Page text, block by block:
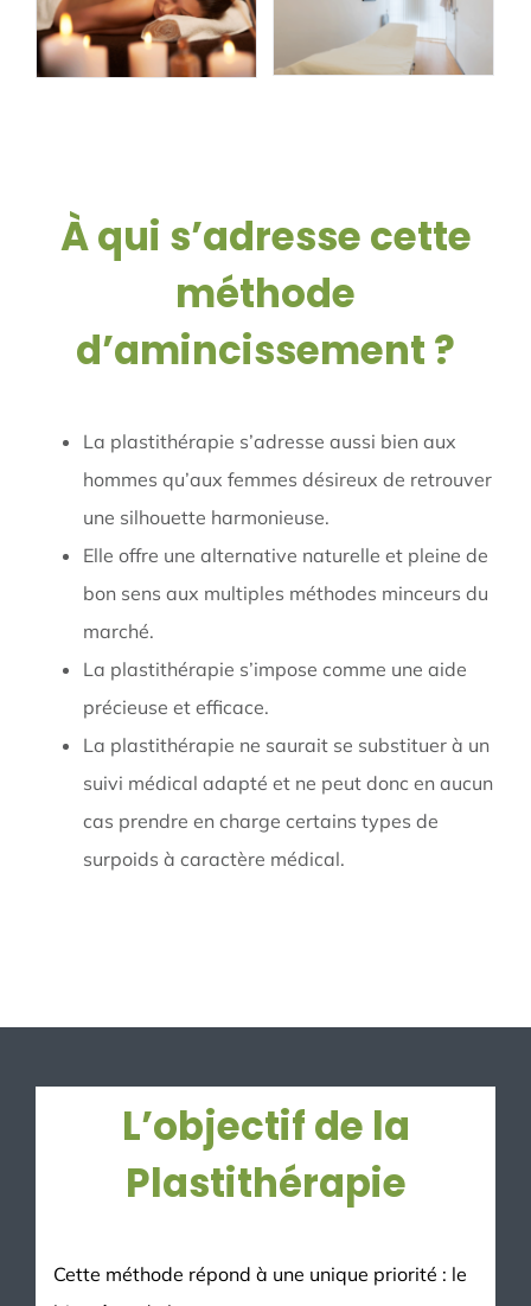
À qui s’adresse cette
méthode
d’amincissement ?
La plastithérapie s’adresse aussi bien aux
hommes qu’aux femmes désireux de retrouver
une silhouette harmonieuse.
Elle offre une alternative naturelle et pleine de
bon sens aux multiples méthodes minceurs du
marché.
La plastithérapie s’impose comme une aide
précieuse et efficace.
La plastithérapie ne saurait se substituer à un
suivi médical adapté et ne peut donc en aucun
cas prendre en charge certains types de
surpoids à caractère médical.
L’objectif de la
Plastithérapie
Cette méthode répond à une unique priorité : le